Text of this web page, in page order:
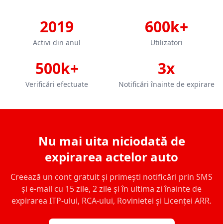
2019
Activi din anul
600k+
Utilizatori
500k+
Verificări efectuate
3x
Notificări înainte de expirare
Nu mai uita niciodată de
expirarea actelor auto
Creează un cont gratuit și primești notificări prin SMS
și e-mail cu 15 zile, 2 zile și în ultima zi înainte de
expirarea ITP-ului, RCA-ului, Rovinietei și Licenței ARR.